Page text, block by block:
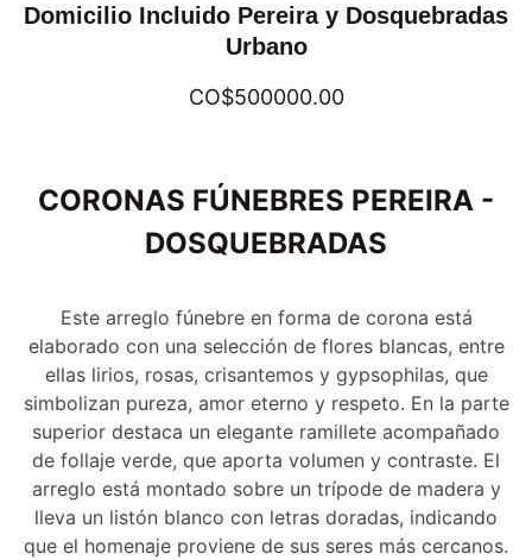
Domicilio Incluido Pereira y Dosquebradas
Urbano
CO$500000.00
CORONAS FÚNEBRES PEREIRA -
DOSQUEBRADAS
Este arreglo fúnebre en forma de corona está
elaborado con una selección de flores blancas, entre
ellas lirios, rosas, crisantemos y gypsophilas, que
simbolizan pureza, amor eterno y respeto. En la parte
superior destaca un elegante ramillete acompañado
de follaje verde, que aporta volumen y contraste. El
arreglo está montado sobre un trípode de madera y
lleva un listón blanco con letras doradas, indicando
que el homenaje proviene de sus seres más cercanos.